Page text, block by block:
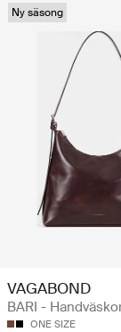
Ny säsong
VAGABOND
BARI -
ONE SIZE